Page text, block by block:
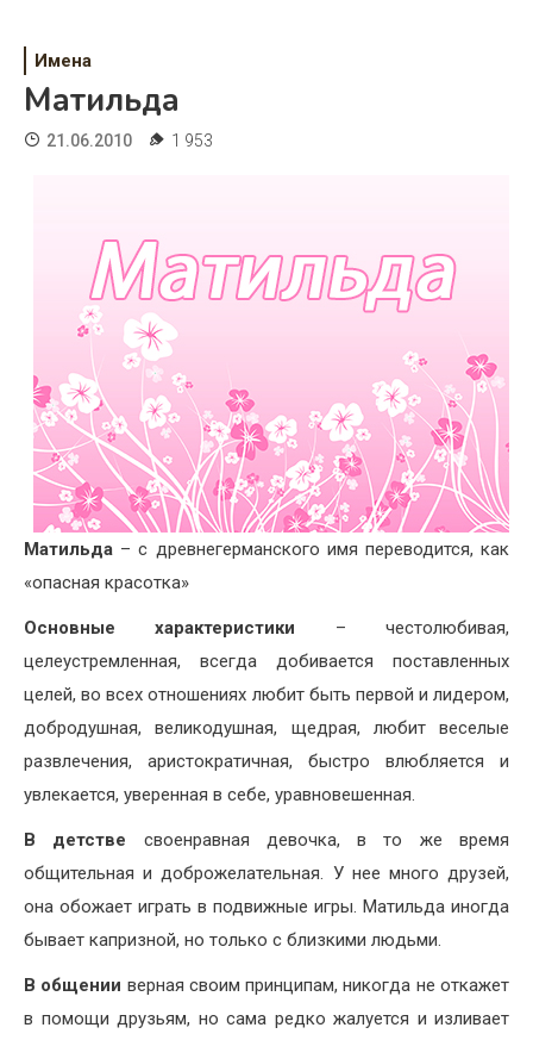
Дети
Свадьба
Красота
Недвижимость
Имена
Матильда
21.06.2010 1 953
Матильда – с древнегерманского имя переводится, как
«опасная красотка»
Основные характеристики – честолюбивая,
целеустремленная, всегда добивается поставленных
целей, во всех отношениях любит быть первой и лидером,
добродушная, великодушная, щедрая, любит веселые
развлечения, аристократичная, быстро влюбляется и
увлекается, уверенная в себе, уравновешенная.
В детстве своенравная девочка, в то же время
общительная и доброжелательная. У нее много друзей,
она обожает играть в подвижные игры. Матильда иногда
бывает капризной, но только с близкими людьми.
В общении верная своим принципам, никогда не откажет
в помощи друзьям, но сама редко жалуется и изливает